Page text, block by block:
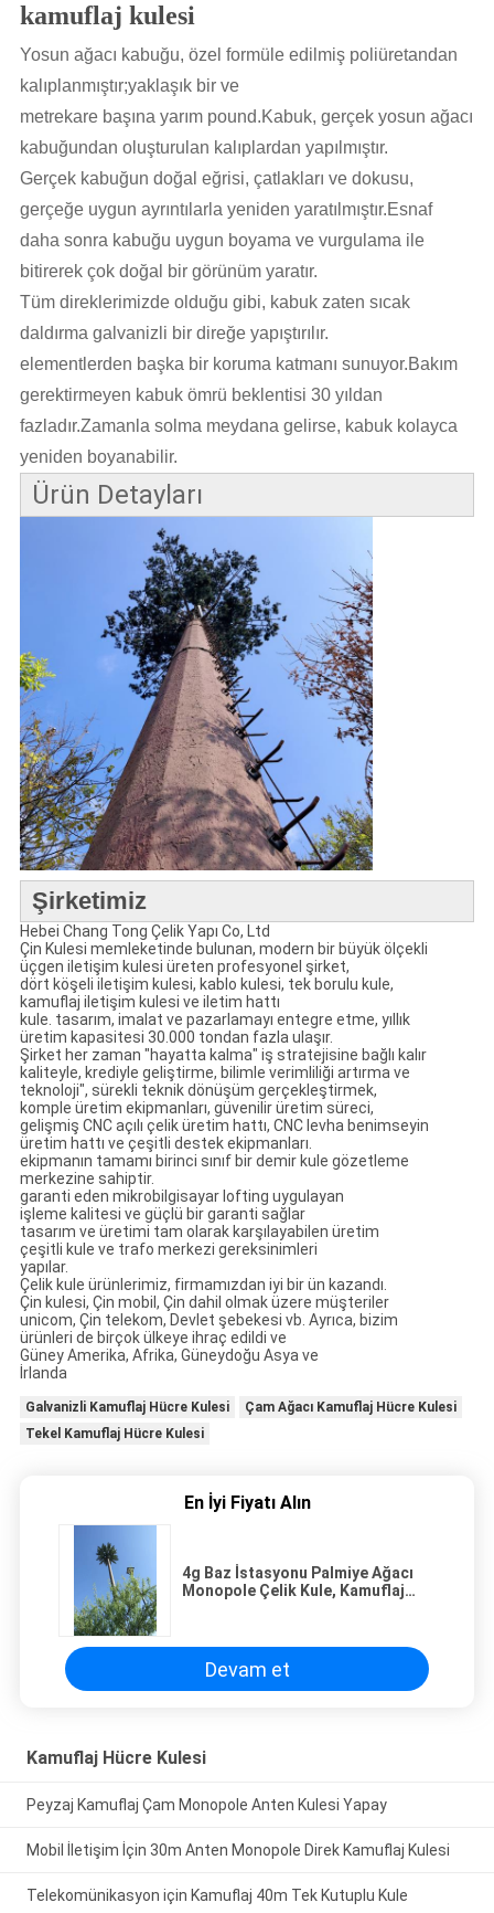
kamuflaj kulesi
Yosun ağacı kabuğu, özel formüle edilmiş poliüretandan
kalıplanmıştır;yaklaşık bir ve
metrekare başına yarım pound.Kabuk, gerçek yosun ağacı
kabuğundan oluşturulan kalıplardan yapılmıştır.
Gerçek kabuğun doğal eğrisi, çatlakları ve dokusu,
gerçeğe uygun ayrıntılarla yeniden yaratılmıştır.Esnaf
daha sonra kabuğu uygun boyama ve vurgulama ile
bitirerek çok doğal bir görünüm yaratır.
Tüm direklerimizde olduğu gibi, kabuk zaten sıcak
daldırma galvanizli bir direğe yapıştırılır.
elementlerden başka bir koruma katmanı sunuyor.Bakım
gerektirmeyen kabuk ömrü beklentisi 30 yıldan
fazladır.Zamanla solma meydana gelirse, kabuk kolayca
yeniden boyanabilir.
Ürün Detayları
Şirketimiz
Hebei Chang Tong Çelik Yapı Co, Ltd
Çin Kulesi memleketinde bulunan, modern bir büyük ölçekli
üçgen iletişim kulesi üreten profesyonel şirket,
dört köşeli iletişim kulesi, kablo kulesi, tek borulu kule,
kamuflaj iletişim kulesi ve iletim hattı
kule. tasarım, imalat ve pazarlamayı entegre etme, yıllık
üretim kapasitesi 30.000 tondan fazla ulaşır.
Şirket her zaman "hayatta kalma" iş stratejisine bağlı kalır
kaliteyle, krediyle geliştirme, bilimle verimliliği artırma ve
teknoloji", sürekli teknik dönüşüm gerçekleştirmek,
komple üretim ekipmanları, güvenilir üretim süreci,
gelişmiş CNC açılı çelik üretim hattı, CNC levha benimseyin
üretim hattı ve çeşitli destek ekipmanları.
ekipmanın tamamı birinci sınıf bir demir kule gözetleme
merkezine sahiptir.
garanti eden mikrobilgisayar lofting uygulayan
işleme kalitesi ve güçlü bir garanti sağlar
tasarım ve üretimi tam olarak karşılayabilen üretim
çeşitli kule ve trafo merkezi gereksinimleri
yapılar.
Çelik kule ürünlerimiz, firmamızdan iyi bir ün kazandı.
Çin kulesi, Çin mobil, Çin dahil olmak üzere müşteriler
unicom, Çin telekom, Devlet şebekesi vb. Ayrıca, bizim
ürünleri de birçok ülkeye ihraç edildi ve
Güney Amerika, Afrika, Güneydoğu Asya ve
İrlanda
Galvanizli Kamuflaj Hücre Kulesi
Çam Ağacı Kamuflaj Hücre Kulesi
Tekel Kamuflaj Hücre Kulesi
En İyi Fiyatı Alın
4g Baz İstasyonu Palmiye Ağacı
Monopole Çelik Kule, Kamuflaj
Devam et
Kamuflaj Hücre Kulesi
Peyzaj Kamuflaj Çam Monopole Anten Kulesi Yapay
Mobil İletişim İçin 30m Anten Monopole Direk Kamuflaj Kulesi
Telekomünikasyon için Kamuflaj 40m Tek Kutuplu Kule